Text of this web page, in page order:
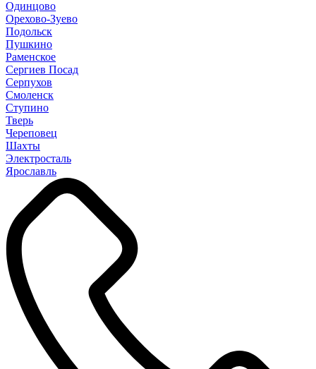
Одинцово
Орехово-Зуево
Подольск
Пушкино
Раменское
Сергиев Посад
Серпухов
Смоленск
Ступино
Тверь
Череповец
Шахты
Электросталь
Ярославль